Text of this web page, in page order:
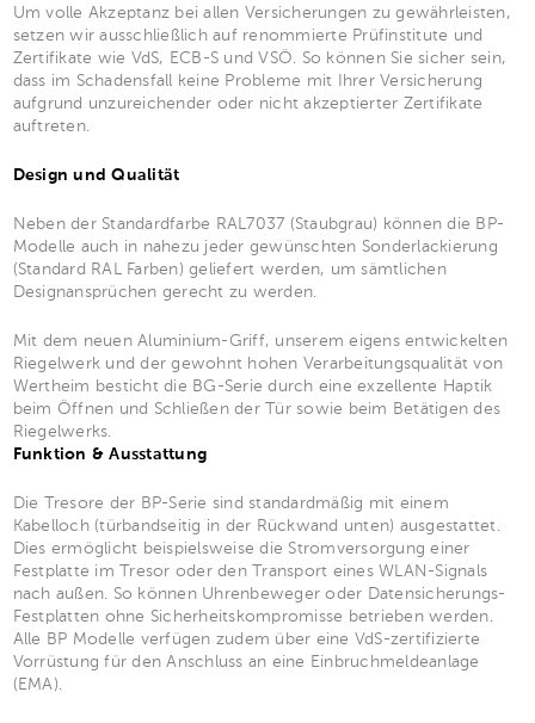
Um volle Akzeptanz bei allen Versicherungen zu gewährleisten,
setzen wir ausschließlich auf renommierte Prüfinstitute und
Zertifikate wie VdS, ECB-S und VSÖ. So können Sie sicher sein,
dass im Schadensfall keine Probleme mit Ihrer Versicherung
aufgrund unzureichender oder nicht akzeptierter Zertifikate
auftreten.
Design und Qualität
Neben der Standardfarbe RAL7037 (Staubgrau) können die BP-
Modelle auch in nahezu jeder gewünschten Sonderlackierung
(Standard RAL Farben) geliefert werden, um sämtlichen
Designansprüchen gerecht zu werden.
Mit dem neuen Aluminium-Griff, unserem eigens entwickelten
Riegelwerk und der gewohnt hohen Verarbeitungsqualität von
Wertheim besticht die BG-Serie durch eine exzellente Haptik
beim Öffnen und Schließen der Tür sowie beim Betätigen des
Riegelwerks.
Funktion & Ausstattung
Die Tresore der BP-Serie sind standardmäßig mit einem
Kabelloch (türbandseitig in der Rückwand unten) ausgestattet.
Dies ermöglicht beispielsweise die Stromversorgung einer
Festplatte im Tresor oder den Transport eines WLAN-Signals
nach außen. So können Uhrenbeweger oder Datensicherungs-
Festplatten ohne Sicherheitskompromisse betrieben werden.
Alle BP Modelle verfügen zudem über eine VdS-zertifizierte
Vorrüstung für den Anschluss an eine Einbruchmeldeanlage
(EMA).